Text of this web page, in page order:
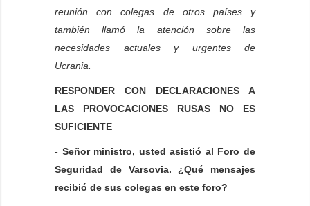
reunión con colegas de otros países y
también llamó la atención sobre las
necesidades actuales y urgentes de
Ucrania.
RESPONDER CON DECLARACIONES A
LAS PROVOCACIONES RUSAS NO ES
SUFICIENTE
- Señor ministro, usted asistió al Foro de
Seguridad de Varsovia. ¿Qué mensajes
recibió de sus colegas en este foro?